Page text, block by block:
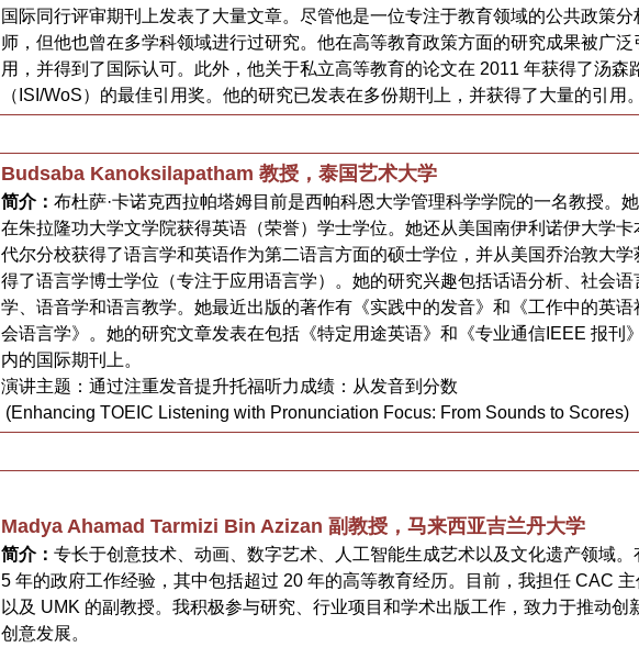
国际同行评审期刊上发表了大量文章。尽管他是一位专注于教育领域的公共政策分
师，但他也曾在多学科领域进行过研究。他在高等教育政策方面的研究成果被广泛
用，并得到了国际认可。此外，他关于私立高等教育的论文在 2011 年获得了汤森
（ISI/WoS）的最佳引用奖。他的研究已发表在多份期刊上，并获得了大量的引用
Budsaba Kanoksilapatham 教授，泰国艺术大学
简介： 布杜萨·卡诺克西拉帕塔姆目前是西帕科恩大学管理科学学院的一名教授。
在朱拉隆功大学文学院获得英语（荣誉）学士学位。她还从美国南伊利诺伊大学卡
代尔分校获得了语言学和英语作为第二语言方面的硕士学位，并从美国乔治敦大学
得了语言学博士学位（专注于应用语言学）。她的研究兴趣包括话语分析、社会语
学、语音学和语言教学。她最近出版的著作有《实践中的发音》和《工作中的英语
会语言学》。她的研究文章发表在包括《特定用途英语》和《专业通信IEEE 报刊
内的国际期刊上。
演讲主题：通过注重发音提升托福听力成绩：从发音到分数
(Enhancing TOEIC Listening with Pronunciation Focus: From Sounds to Scores)
Madya Ahamad Tarmizi Bin Azizan 副教授，马来西亚吉兰丹大学
简介： 专长于创意技术、动画、数字艺术、人工智能生成艺术以及文化遗产领域。
5 年的政府工作经验，其中包括超过 20 年的高等教育经历。目前，我担任 CAC 主
以及 UMK 的副教授。我积极参与研究、行业项目和学术出版工作，致力于推动创
创意发展。